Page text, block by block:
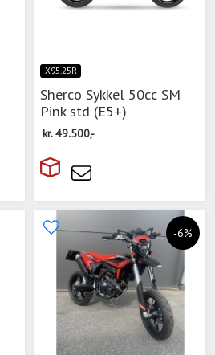
X95.25R
Sherco Sykkel 50cc SM
Pink std (E5+)
kr.49.500,-
-6%